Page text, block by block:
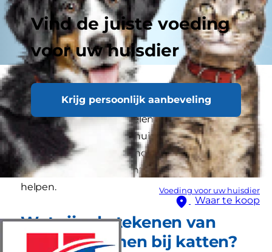
Vind de juiste voeding
voor uw huisdier
Krijg persoonlijk aanbeveling
Voeding voor uw huisdier
Waar te koop
Hoewel katten zichzelf erg goed schoonhouden,
kunnen ze nog steeds huidaandoeningen
ontwikkelen. In dit artikelen bespreken we de
10 meestvoorkomende huidproblemen waar je
kat last van kan krijgen, hoe je ze kunt
vaststellen en wat je kunt doen om haar te
helpen.
Wat zijn de tekenen van
huidproblemen bij katten?